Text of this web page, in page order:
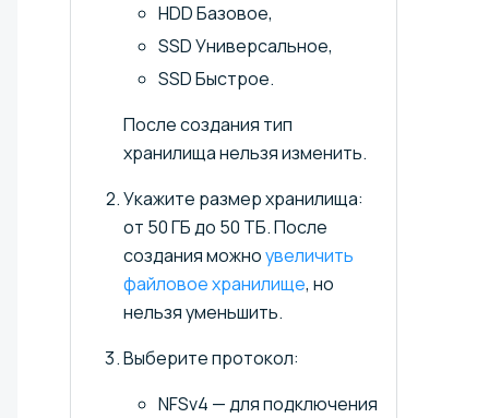
HDD Базовое,
SSD Универсальное,
SSD Быстрое.
После создания тип
хранилища нельзя изменить.
Укажите размер хранилища:
от 50 ГБ до 50 ТБ. После
создания можноувеличить
файловое хранилище, но
нельзя уменьшить.
Выберите протокол:
NFSv4 — для подключения